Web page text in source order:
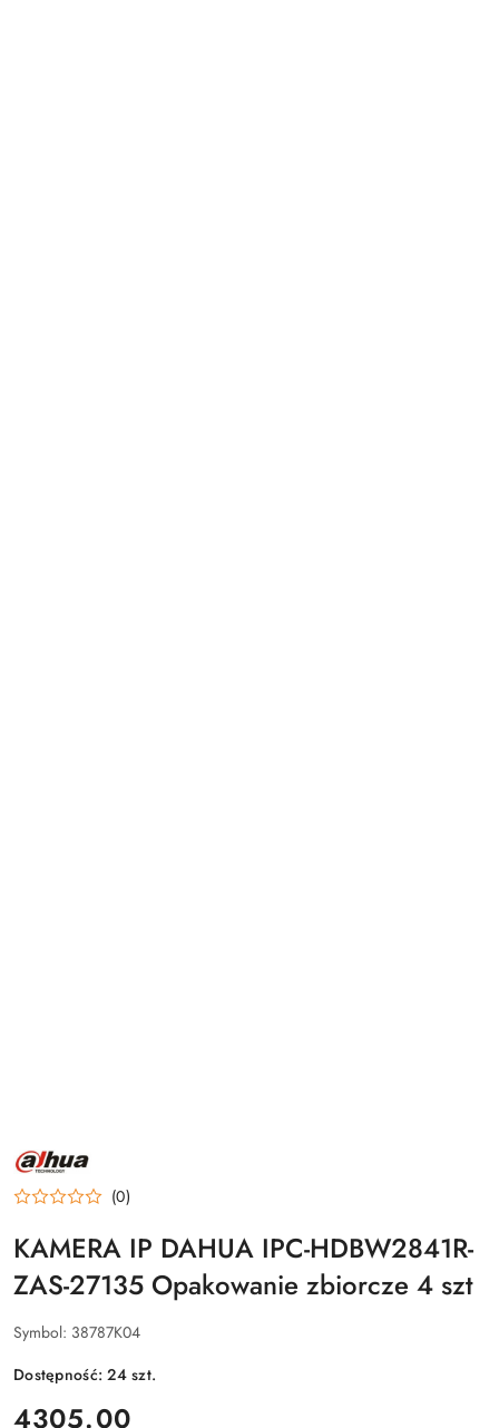
NAZWA
PRODUCENTA:
DAHUA
(0)
KAMERA IP DAHUA IPC-HDBW2841R-
ZAS-27135 Opakowanie zbiorcze 4 szt
Symbol: 38787K04
Dostępność:24szt.
cena:
4305.00